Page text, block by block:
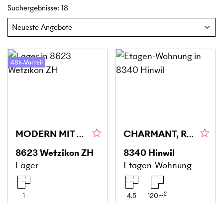
Suchergebnisse: 18
48h-Vorteil
MODERN MIT VIELSEITIGEN NUTZUNGSMÖGLICHKEITEN
8623Wetzikon ZH
Lager
1
CHARMANT, RUHIG, IM GRÜNEN
8340 Hinwil
Etagen-Wohnung
4.5 120m2